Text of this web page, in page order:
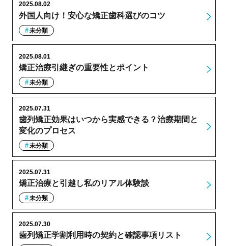
外国人向け！安心な矯正歯科選びのコツ
2025.08.02
未分類
矯正治療引継ぎの重要性とポイント
2025.08.01
未分類
歯列矯正効果はいつから実感できる？治療期間と
変化のプロセス
2025.07.31
未分類
矯正治療と引越し私のリアル体験談
2025.07.31
未分類
歯列矯正学割利用時の契約と確認事項リスト
2025.07.30